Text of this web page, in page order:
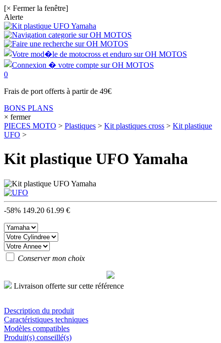
[× Fermer la fenêtre]
Alerte
0
Frais de port offerts à partir de 49€
BONS PLANS
× fermer
PIECES MOTO > Plastiques > Kit plastiques cross > Kit plastique
UFO >
Kit plastique UFO Yamaha
-58% 149.20 61.99 €
Conserver mon choix
Livraison offerte sur cette référence
Description du produit
Caractéristiques techniques
Modèles compatibles
Produit(s) conseillé(s)